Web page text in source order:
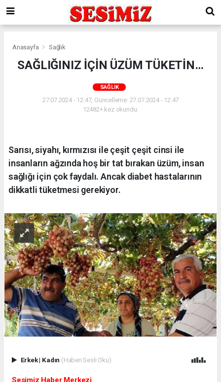
Anasayfa Sağlık
SAĞLIĞINIZ İÇİN ÜZÜM TÜKETİN…
SAĞLIK
27.07.2024 - 12:47, Güncelleme: 27.07.2024 - 12:47
12482+ kez okundu.
Sarısı, siyahı, kırmızısı ile çeşit çeşit cinsi ile
insanların ağzında hoş bir tat bırakan üzüm, insan
sağlığı için çok faydalı. Ancak diabet hastalarının
dikkatli tüketmesi gerekiyor.
Erkek| Kadın (Haberi Sesli Oku)
Sesimiz Haber Merkezi